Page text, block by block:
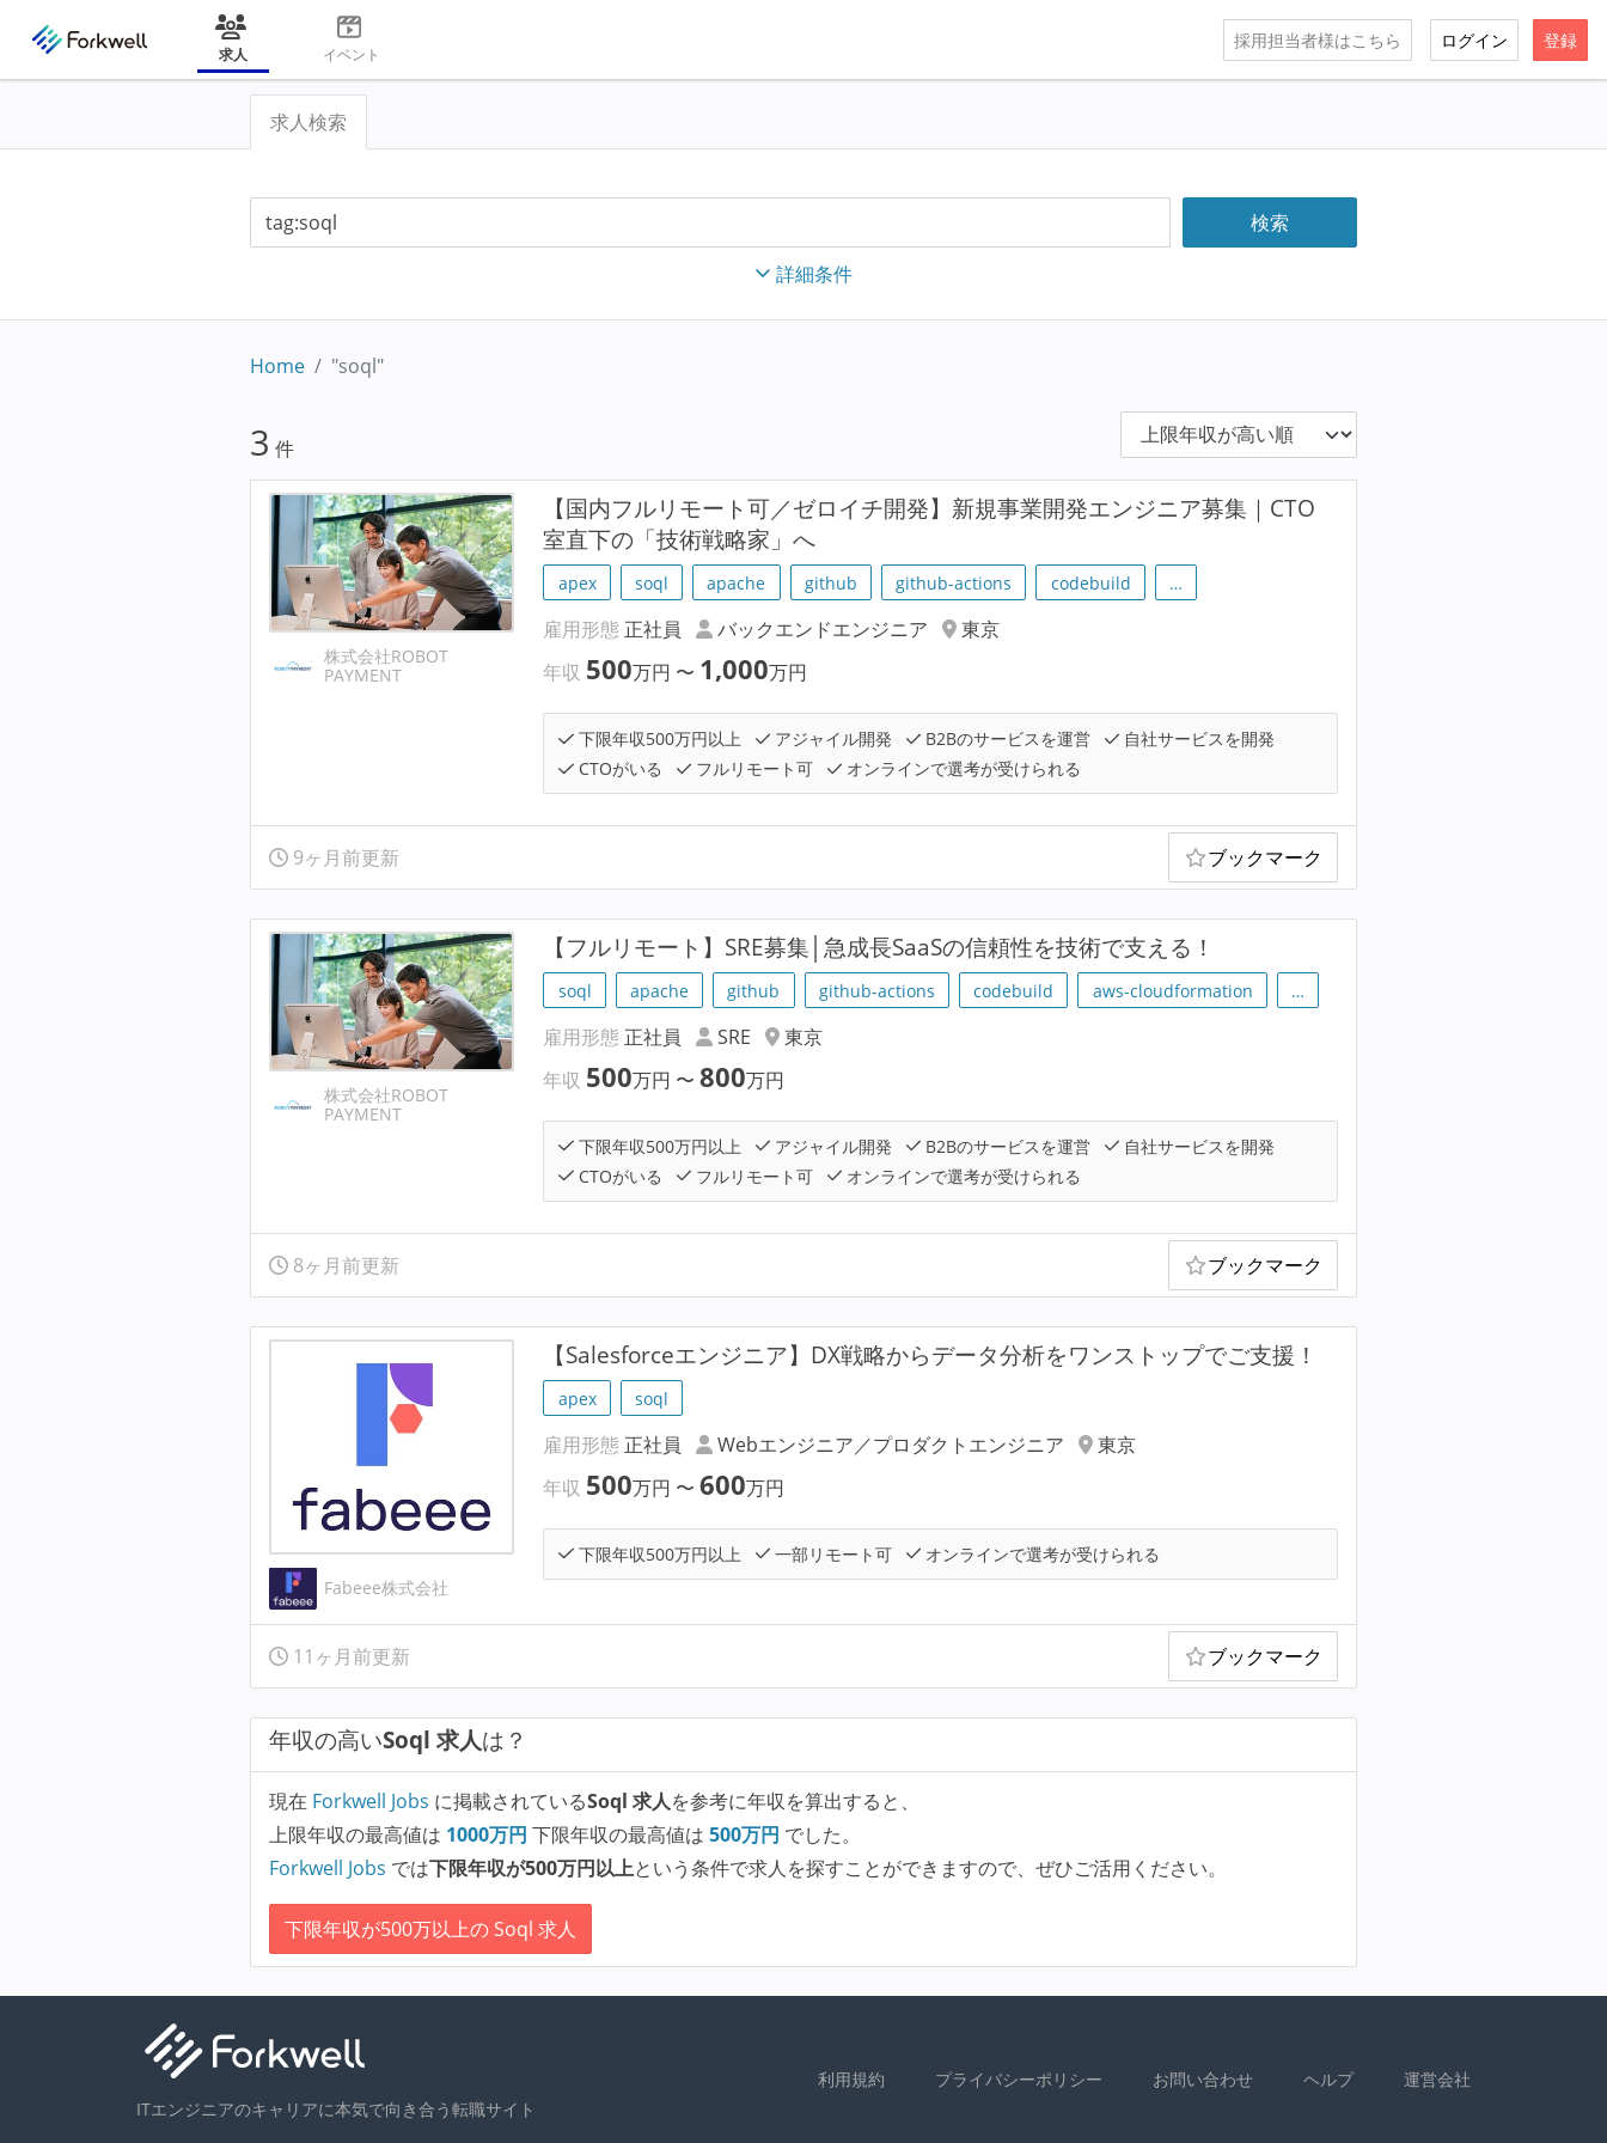
求人 イベント
採用担当者様はこちら ログイン 登録
求人検索
詳細条件
Home "soql"
3 件
株式会社ROBOT
PAYMENT
【国内フルリモート可／ゼロイチ開発】新規事業開発エンジニア募集｜CTO
室直下の「技術戦略家」へ
apex soql apache github github-actions codebuild …
雇用形態 正社員 バックエンドエンジニア
東京
年収 500万円 〜 1,000万円
下限年収500万円以上 アジャイル開発 B2Bのサービスを運営
自社サービスを開発
CTOがいる
フルリモート可 オンラインで選考が受けられる
9ヶ月前更新 ブックマーク
株式会社ROBOT
PAYMENT
【フルリモート】SRE募集│急成長SaaSの信頼性を技術で支える！
soql apache github github-actions codebuild aws-cloudformation …
雇用形態 正社員 SRE
東京
年収 500万円 〜800万円
下限年収500万円以上 アジャイル開発 B2Bのサービスを運営
自社サービスを開発
CTOがいる
フルリモート可 オンラインで選考が受けられる
8ヶ月前更新 ブックマーク
Fabeee株式会社
【Salesforceエンジニア】DX戦略からデータ分析をワンストップでご支援！
apex soql
雇用形態 正社員 Webエンジニア／プロダクトエンジニア
東京
年収 500万円 〜600万円
下限年収500万円以上 一部リモート可 オンラインで選考が受けられる
11ヶ月前更新 ブックマーク
年収の高いSoql 求人は？
現在 Forkwell Jobs に掲載されているSoql 求人を参考に年収を算出すると、
上限年収の最高値は 1000万円 下限年収の最高値は 500万円 でした。
Forkwell Jobs では下限年収が500万円以上という条件で求人を探すことができますので、ぜひご活用ください。
下限年収が500万以上の Soql 求人
ITエンジニアのキャリアに本気で向き合う転職サイト
利用規約 プライバシーポリシー お問い合わせ ヘルプ 運営会社